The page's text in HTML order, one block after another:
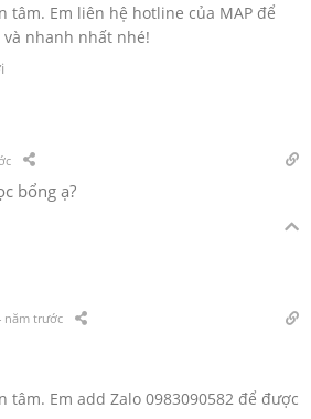
tâm. Em liên hệ hotline của MAP để
nhanh nhất nhé!
bổng ạ?
năm trước
tâm. Em add Zalo 0983090582 để được